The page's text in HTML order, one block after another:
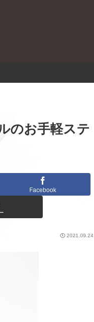
のお手軽ステ
Facebook
2021.09.24